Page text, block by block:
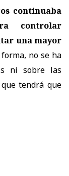
continuaba
controlar
una mayor
no se ha
ni sobre las
tendrá que